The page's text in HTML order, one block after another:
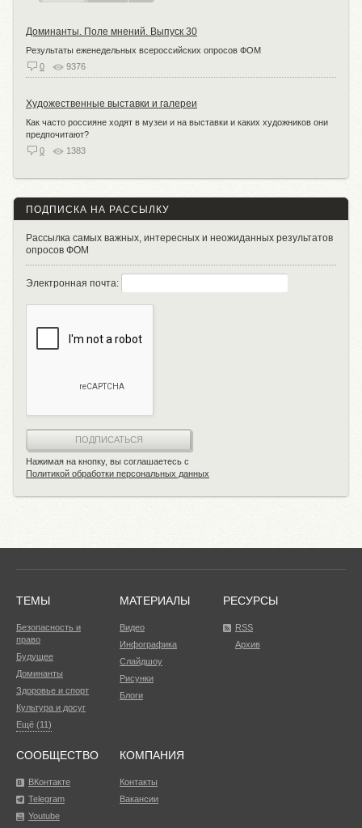
Доминанты. Поле мнений. Выпуск 30
Результаты еженедельных всероссийских опросов ФОМ
0
9376
Художественные выставки и галереи
Как часто россияне ходят в музеи и на выставки и каких художников они
предпочитают?
0
1383
ПОДПИСКА НА РАССЫЛКУ
Рассылка самых важных, интересных и неожиданных результатов
опросов ФОМ
Электронная почта:
ПОДПИСАТЬСЯ
Нажимая на кнопку, вы соглашаетесь с
Политикой обработки персональных данных
ТЕМЫ
Безопасность и
право
Будущее
Доминанты
Здоровье и спорт
Культура и досуг
Ещё (11)
МАТЕРИАЛЫ
Видео
Инфографика
Слайдшоу
Рисунки
Блоги
РЕСУРСЫ
RSS
Архив
СООБЩЕСТВО
ВКонтакте
Telegram
Youtube
КОМПАНИЯ
Контакты
Вакансии